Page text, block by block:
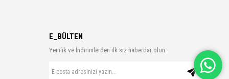
E_BÜLTEN
Yenilik ve İndirimlerden ilk siz haberdar olun.